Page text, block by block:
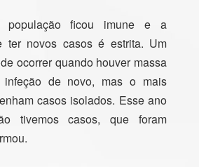
população ficou imune e a
ter novos casos é estrita. Um
ocorrer quando houver massa
infeção de novo, mas o mais
casos isolados. Esse ano
tivemos casos, que foram